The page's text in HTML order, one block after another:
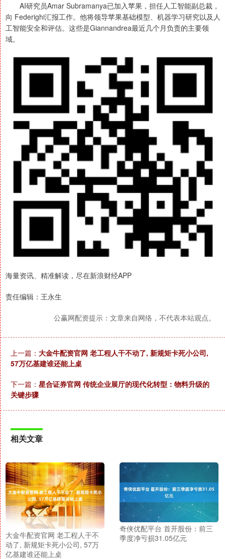
AI研究员Amar Subramanya已加入苹果，担任人工智能副总裁，
向 Federighi汇报工作。他将领导苹果基础模型、机器学习研究以及人
工智能安全和评估。这些是Giannandrea最近几个月负责的主要领
域。
海量资讯、精准解读，尽在新浪财经APP
责任编辑：王永生
公赢网配资提示：文章来自网络，不代表本站观点。
上一篇： 大金牛配资官网 老工程人干不动了, 新规矩卡死小公司,
57万亿基建谁还能上桌
下一篇： 星合证券官网 传统企业展厅的现代化转型：物料升级的
关键步骤
相关文章
大金牛配资官网 老工程人干不
动了, 新规矩卡死小公司, 57万
亿基建谁还能上桌
奇侠优配平台 首开股份：前三
季度净亏损31.05亿元